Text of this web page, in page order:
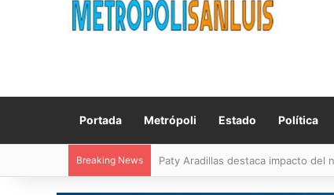
Portada Metrópoli Estado Política
Breaking News Paty Aradillas destaca impacto del